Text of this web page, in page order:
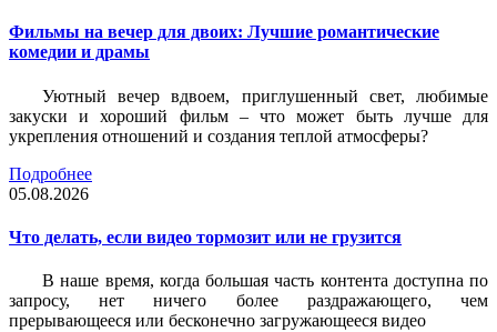
Фильмы на вечер для двоих: Лучшие романтические
комедии и драмы
Уютный вечер вдвоем, приглушенный свет, любимые
закуски и хороший фильм – что может быть лучше для
укрепления отношений и создания теплой атмосферы?
Подробнее
05.08.2026
Что делать, если видео тормозит или не грузится
В наше время, когда большая часть контента доступна по
запросу, нет ничего более раздражающего, чем
прерывающееся или бесконечно загружающееся видео